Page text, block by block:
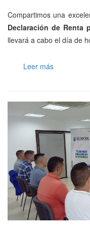
Compartimos una
Declaración de Renta
llevará a cabo el día de
Leer más